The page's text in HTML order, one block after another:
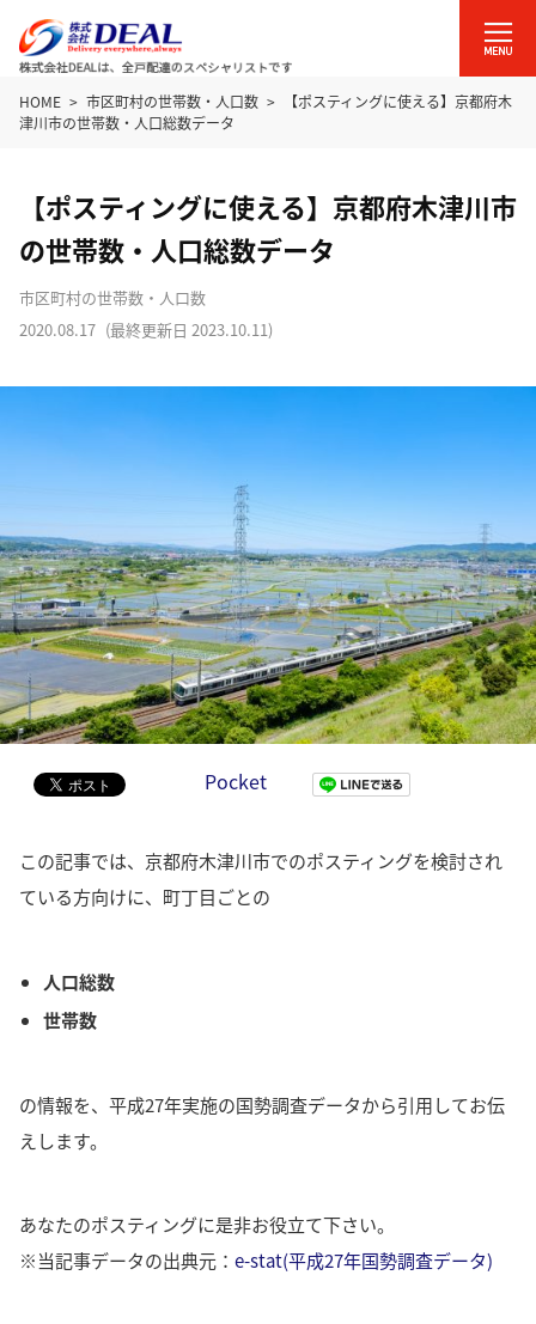
HOME 市区町村の世帯数・人口数
【ポスティングに使える】京都府木
津川市の世帯数・人口総数データ
【ポスティングに使える】京都府木津川市
の世帯数・人口総数データ
市区町村の世帯数・人口数
2020.08.17 (最終更新日 2023.10.11)
Pocket
この記事では、京都府木津川市でのポスティングを検討され
ている方向けに、町丁目ごとの
人口総数
世帯数
の情報を、平成27年実施の国勢調査データから引用してお伝
えします。
あなたのポスティングに是非お役立て下さい。
※当記事データの出典元： e-stat(平成27年国勢調査データ)